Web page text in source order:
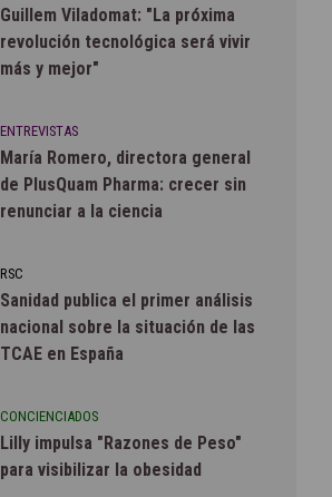
Guillem Viladomat: "La próxima
revolución tecnológica será vivir
más y mejor"
ENTREVISTAS
María Romero, directora general
de PlusQuam Pharma: crecer sin
renunciar a la ciencia
RSC
Sanidad publica el primer análisis
nacional sobre la situación de las
TCAE en España
CONCIENCIADOS
Lilly impulsa "Razones de Peso"
para visibilizar la obesidad